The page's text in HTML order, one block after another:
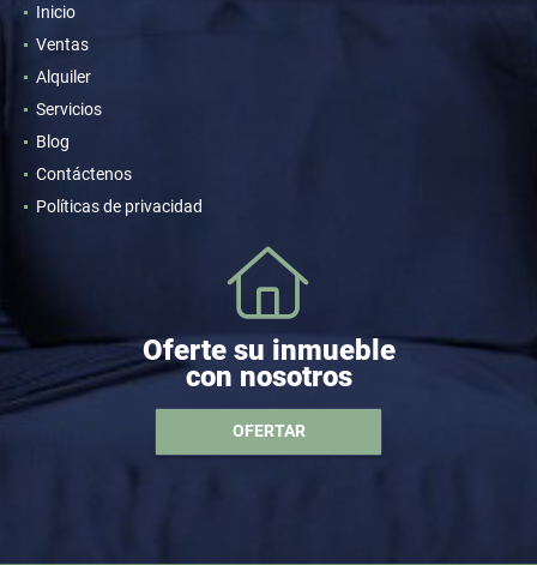
Inicio
Ventas
Alquiler
Servicios
Blog
Contáctenos
Políticas de privacidad
Oferte su inmueble
con nosotros
OFERTAR